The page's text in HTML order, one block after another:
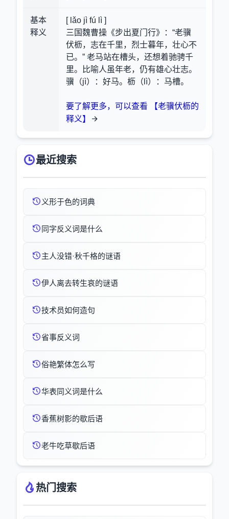
基本
释义
[ lǎo jì fú lì ]
三国魏曹操《步出夏门行》：“老骥
伏枥，志在千里，烈士暮年，壮心不
已。” 老马站在槽头，还想着驰骋千
里。比喻人虽年老，仍有雄心壮志。
骥（jì）：好马。枥（lì）：马槽。
要了解更多，可以查看 【老骥伏枥的
释义】
最近搜索
义形于色的词典
同字反义词是什么
主人没错·秋千格的谜语
伊人离去转生哀的谜语
技术员如何造句
省事反义词
俗艳繁体怎么写
华表同义词是什么
香蕉树影的歇后语
老牛吃草歇后语
热门搜索